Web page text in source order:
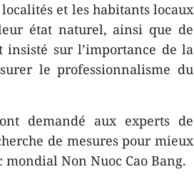
et les habitants locaux
état naturel, ainsi que de
sur l’importance de la
le professionnalisme du
demandé aux experts de
de mesures pour mieux
Non Nuoc Cao Bang.